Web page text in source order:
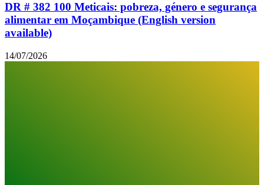
DR # 382 100 Meticais: pobreza, género e segurança
alimentar em Moçambique (English version
available)
14/07/2026